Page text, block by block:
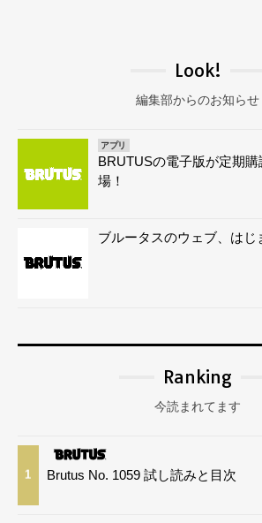
Look!
編集部からのお知らせ
アプリ
BRUTUSの電子版が定期
場！
ブルータスのウェブ、はじ
Ranking
今読まれてます
1 Brutus No. 1059 試し読みと目次